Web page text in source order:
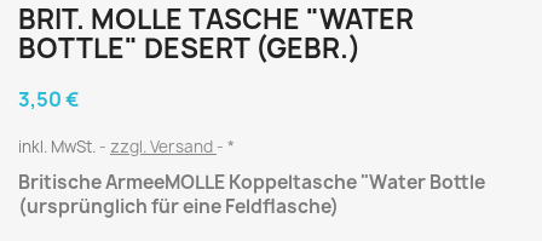
BRIT. MOLLE TASCHE "WATER
BOTTLE" DESERT (GEBR.)
3,50 €
inkl. MwSt. zzgl. Versand *
Britische ArmeeMOLLE Koppeltasche "Water Bottle
(ursprünglich für eine Feldflasche)